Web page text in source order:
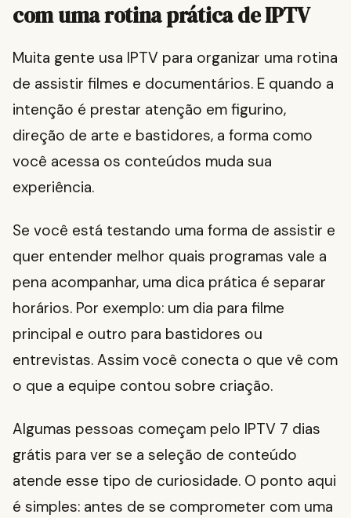
com uma rotina prática de IPTV
Muita gente usa IPTV para organizar uma rotina
de assistir filmes e documentários. E quando a
intenção é prestar atenção em figurino,
direção de arte e bastidores, a forma como
você acessa os conteúdos muda sua
experiência.
Se você está testando uma forma de assistir e
quer entender melhor quais programas vale a
pena acompanhar, uma dica prática é separar
horários. Por exemplo: um dia para filme
principal e outro para bastidores ou
entrevistas. Assim você conecta o que vê com
o que a equipe contou sobre criação.
Algumas pessoas começam pelo IPTV 7 dias
grátis para ver se a seleção de conteúdo
atende esse tipo de curiosidade. O ponto aqui
é simples: antes de se comprometer com uma